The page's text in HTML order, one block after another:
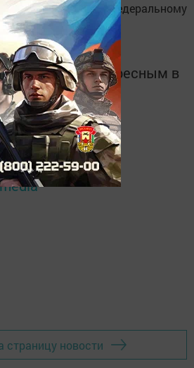
федеральному
важным и интересным в
в
MАХ:
страницу новости